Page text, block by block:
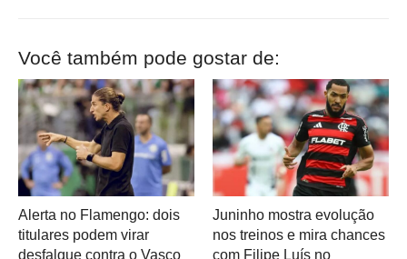
Você também pode gostar de:
Alerta no Flamengo: dois
titulares podem virar
desfalque contra o Vasco
Juninho mostra evolução
nos treinos e mira chances
com Filipe Luís no